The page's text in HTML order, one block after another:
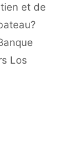
et de
Los